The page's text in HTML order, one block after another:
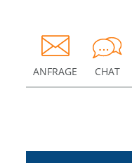
ANFRAGE CHAT